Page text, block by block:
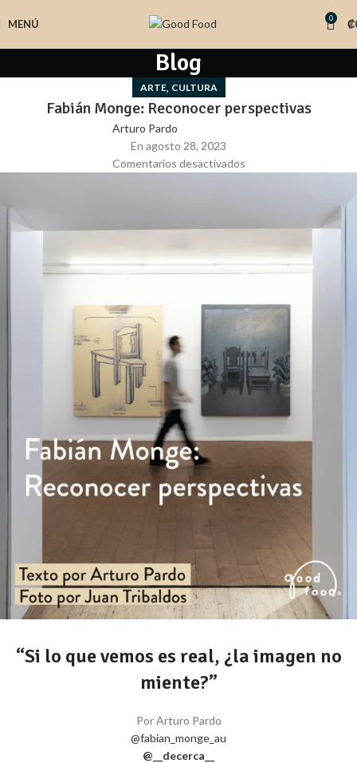
MENÚ 0 ₡
Blog
ARTE, CULTURA
Fabián Monge: Reconocer perspectivas
Arturo Pardo
En agosto 28, 2023
Comentarios desactivados
“Si lo que vemos es real, ¿la imagen no
miente?”
Por Arturo Pardo
@fabian_monge_au
@__decerca__